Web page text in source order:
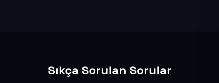
Sıkça Sorulan Sorular